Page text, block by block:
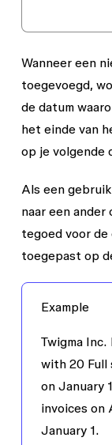
Wanneer een
toegevoegd,
de datum
het einde van
op je volgende
Als een
naar een
tegoed voor
toegepast op
Example
Twigma
with 20 Full
on January
invoices on
January 1.